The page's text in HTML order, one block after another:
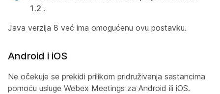
1.2 .
Java verzija 8 već ima omogućenu ovu postavku.
Android i iOS
Ne očekuje se prekidi prilikom pridruživanja sastancima
pomoću usluge Webex Meetings za Android ili iOS.